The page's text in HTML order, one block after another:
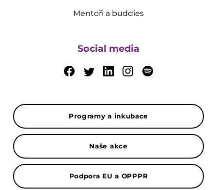
Mentoři a buddies
Social media
Programy a inkubace
Naše akce
Podpora EU a OPPPR